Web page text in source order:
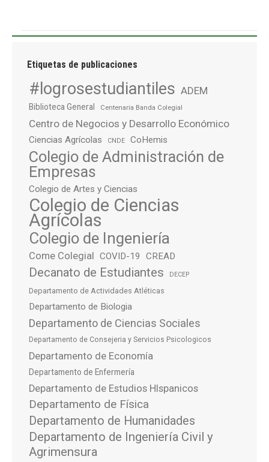
Etiquetas de publicaciones
#logrosestudiantiles ADEM
Biblioteca General Centenaria Banda Colegial
Centro de Negocios y Desarrollo Económico
Ciencias Agrícolas CNDE CoHemis
Colegio de Administración de
Empresas
Colegio de Artes y Ciencias
Colegio de Ciencias
Agrícolas
Colegio de Ingeniería
Come Colegial COVID-19 CREAD
Decanato de Estudiantes DECEP
Departamento de Actividades Atléticas
Departamento de Biologia
Departamento de Ciencias Sociales
Departamento de Consejeria y Servicios Psicologicos
Departamento de Economía
Departamento de Enfermería
Departamento de Estudios HIspanicos
Departamento de Física
Departamento de Humanidades
Departamento de Ingeniería Civil y
Agrimensura